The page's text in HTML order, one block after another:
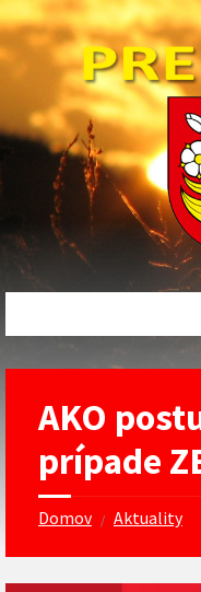
Preskočiť
na
obsah
Preskočiť
na
ľavý
Preskočiť
na
pätičku
AKO
prípade
Domov / Aktuality